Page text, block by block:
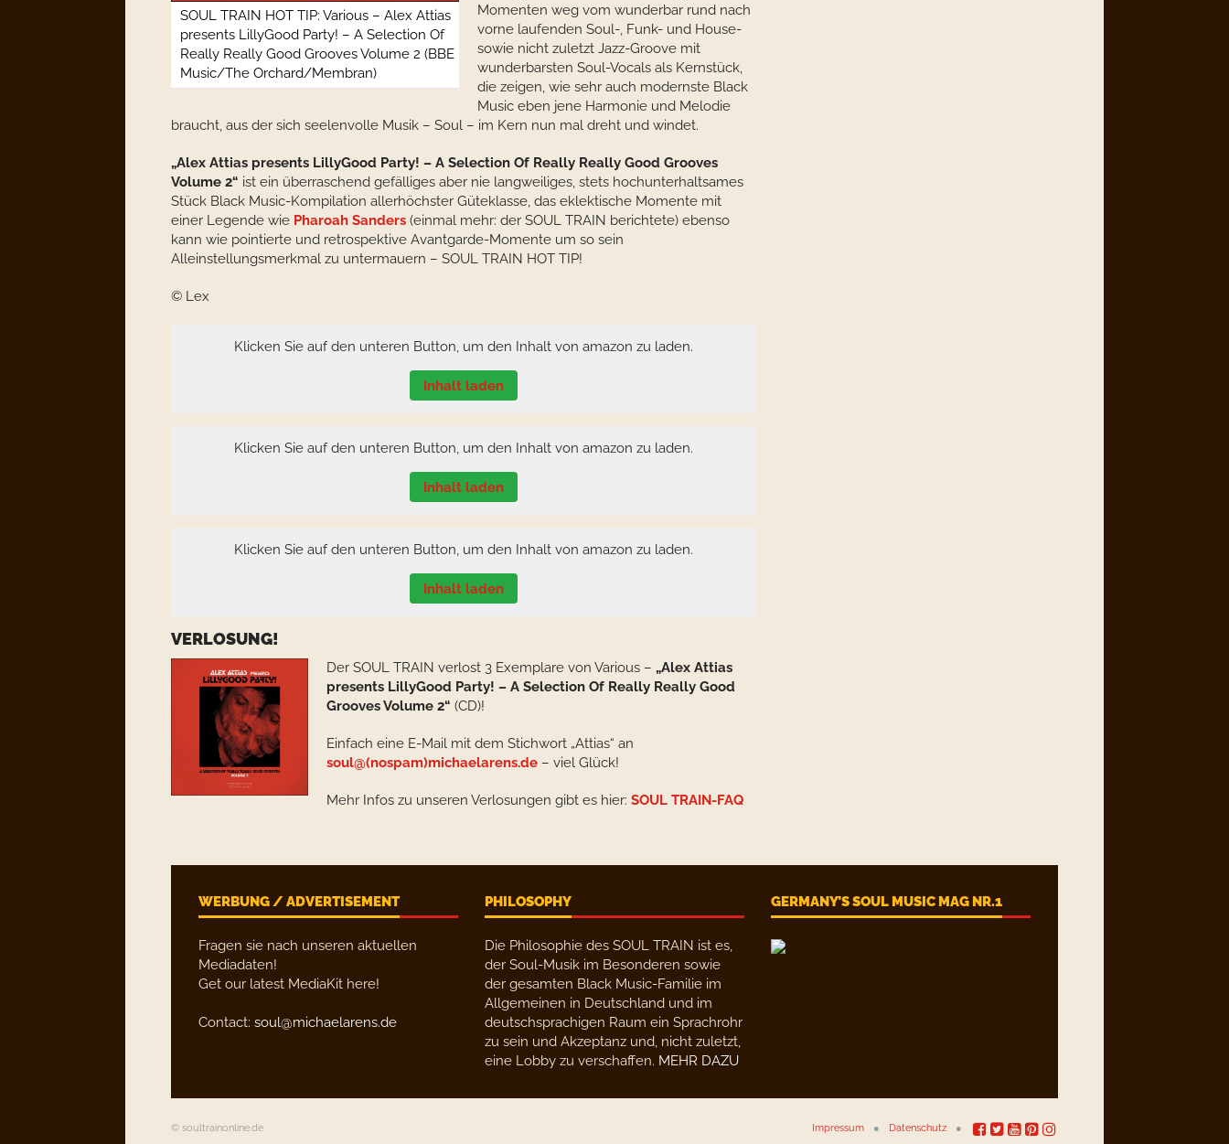
SOUL TRAIN HOT TIP: Various – Alex Attias
presents LillyGood Party! – A Selection Of
Really Really Good Grooves Volume 2 (BBE
Music/The Orchard/Membran)
Momenten weg vom wunderbar rund nach
vorne laufenden Soul-, Funk- und House-
sowie nicht zuletzt Jazz-Groove mit
wunderbarsten Soul-Vocals als Kernstück,
die zeigen, wie sehr auch modernste Black
Music eben jene Harmonie und Melodie
braucht, aus der sich seelenvolle Musik – Soul – im Kern nun mal dreht und windet.
„Alex Attias presents LillyGood Party! – A Selection Of Really Really Good Grooves
Volume 2“ ist ein überraschend gefälliges aber nie langweiliges, stets hochunterhaltsames
Stück Black Music-Kompilation allerhöchster Güteklasse, das eklektische Momente mit
einer Legende wie Pharoah Sanders (einmal mehr: der SOUL TRAIN berichtete) ebenso
kann wie pointierte und retrospektive Avantgarde-Momente um so sein
Alleinstellungsmerkmal zu untermauern – SOUL TRAIN HOT TIP!
© Lex
Klicken Sie auf den unteren Button, um den Inhalt von amazon zu laden.
Inhalt laden
Klicken Sie auf den unteren Button, um den Inhalt von amazon zu laden.
Inhalt laden
Klicken Sie auf den unteren Button, um den Inhalt von amazon zu laden.
Inhalt laden
VERLOSUNG!
Der SOUL TRAIN verlost 3 Exemplare von Various – „Alex Attias
presents LillyGood Party! – A Selection Of Really Really Good
Grooves Volume 2“ (CD)!
Einfach eine E-Mail mit dem Stichwort „Attias“ an
soul@(nospam)michaelarens.de – viel Glück!
Mehr Infos zu unseren Verlosungen gibt es hier: SOUL TRAIN-FAQ
WERBUNG / ADVERTISEMENT
Fragen sie nach unseren aktuellen
Mediadaten!
Get our latest MediaKit here!
Contact: soul@michaelarens.de
PHILOSOPHY
Die Philosophie des SOUL TRAIN ist es,
der Soul-Musik im Besonderen sowie
der gesamten Black Music-Familie im
Allgemeinen in Deutschland und im
deutschsprachigen Raum ein Sprachrohr
zu sein und Akzeptanz und, nicht zuletzt,
eine Lobby zu verschaffen. MEHR DAZU
GERMANY’S SOUL MUSIC MAG NR.1
© soultrainonline.de Impressum Datenschutz